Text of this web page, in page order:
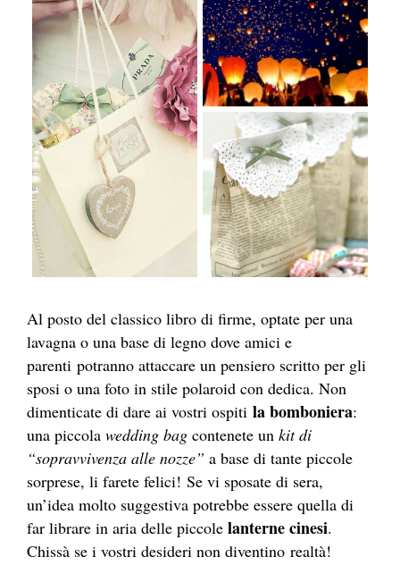
Al posto del classico libro di firme, optate per una
lavagna o una base di legno dove amici e
parenti potranno attaccare un pensiero scritto per gli
sposi o una foto in stile polaroid con dedica. Non
dimenticate di dare ai vostri ospiti la bomboniera:
una piccola wedding bag contenete un kit di
“sopravvivenza alle nozze” a base di tante piccole
sorprese, li farete felici! Se vi sposate di sera,
un’idea molto suggestiva potrebbe essere quella di
far librare in aria delle piccole lanterne cinesi.
Chissà se i vostri desideri non diventino realtà!